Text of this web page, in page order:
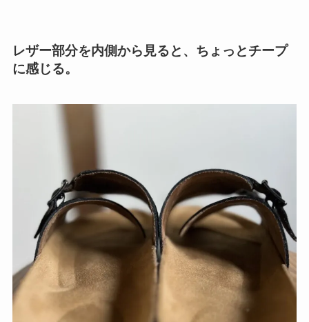
レザー部分を内側から見ると、ちょっとチープ
に感じる。